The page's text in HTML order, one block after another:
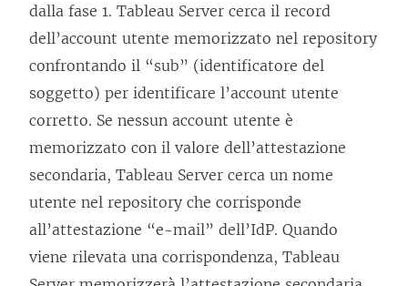
e
dalla fase 1. Tableau Server cerca il record
dell’account utente memorizzato nel repository
confrontando il “sub” (identificatore del
soggetto) per identificare l’account utente
corretto. Se nessun account utente è
memorizzato con il valore dell’attestazione
secondaria, Tableau Server cerca un nome
utente nel repository che corrisponde
all’attestazione “e-mail” dell’IdP. Quando
viene rilevata una corrispondenza, Tableau